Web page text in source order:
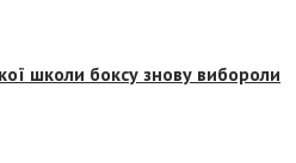
школи боксу знову вибороли